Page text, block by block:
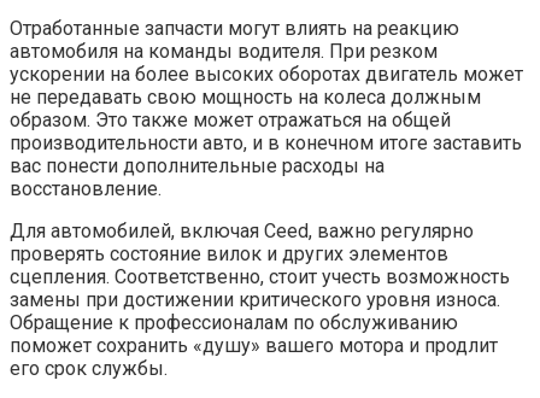
Отработанные запчасти могут влиять на реакцию
автомобиля на команды водителя. При резком
ускорении на более высоких оборотах двигатель может
не передавать свою мощность на колеса должным
образом. Это также может отражаться на общей
производительности авто, и в конечном итоге заставить
вас понести дополнительные расходы на
восстановление.
Для автомобилей, включая Ceed, важно регулярно
проверять состояние вилок и других элементов
сцепления. Соответственно, стоит учесть возможность
замены при достижении критического уровня износа.
Обращение к профессионалам по обслуживанию
поможет сохранить «душу» вашего мотора и продлит
его срок службы.